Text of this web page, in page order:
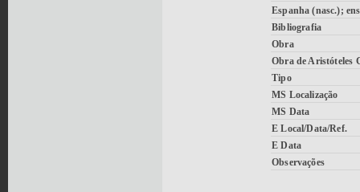
Espanha (nasc.);
Bibliografia
Obra
Obra de Aristóteles
Tipo
MS Localização
MS Data
E Local/Data/Ref.
E Data
Observações